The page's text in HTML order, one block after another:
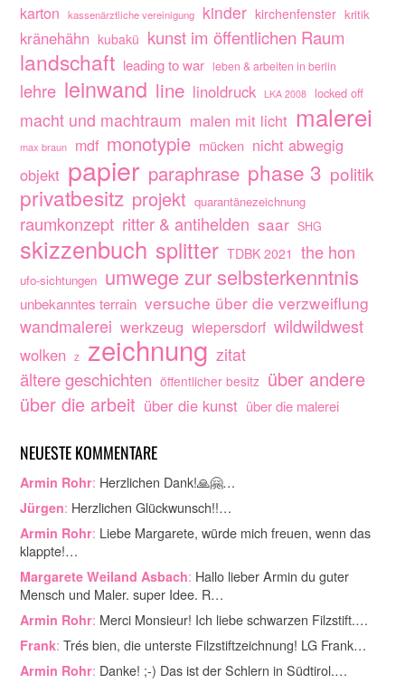
karton kassenärztliche vereinigung kinder kirchenfenster kritik
kränehähn kubakü kunst im öffentlichen Raum
landschaft leading to war leben & arbeiten in berlin
lehre leinwand line linoldruck LKA 2008 locked off
macht und machtraum malen mit licht malerei
max braun mdf monotypie mücken nicht abwegig
objekt papier paraphrase phase 3 politik
privatbesitz projekt quarantänezeichnung
raumkonzept ritter & antihelden saar SHG
skizzenbuch splitter TDBK 2021 the hon
ufo-sichtungen umwege zur selbsterkenntnis
unbekanntes terrain versuche über die verzweiflung
wandmalerei werkzeug wiepersdorf wildwildwest
wolken z zeichnung zitat
ältere geschichten öffentlicher besitz über andere
über die arbeit über die kunst über die malerei
NEUESTE KOMMENTARE
Armin Rohr: Herzlichen Dank!🙏🤗…
Jürgen: Herzlichen Glückwunsch!!…
Armin Rohr: Liebe Margarete, würde mich freuen, wenn das
klappte!…
Margarete Weiland Asbach: Hallo lieber Armin du guter
Mensch und Maler. super Idee. R…
Armin Rohr: Merci Monsieur! Ich liebe schwarzen Filzstift.…
Frank: Trés bien, die unterste Filzstiftzeichnung! LG Frank…
Armin Rohr: Danke! ;-) Das ist der Schlern in Südtirol.…